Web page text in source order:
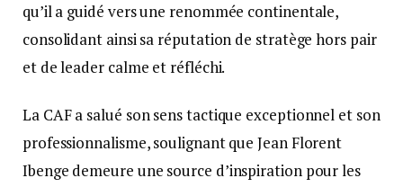
qu’il a guidé vers une renommée continentale,
consolidant ainsi sa réputation de stratège hors pair
et de leader calme et réfléchi.
La CAF a salué son sens tactique exceptionnel et son
professionnalisme, soulignant que Jean Florent
Ibenge demeure une source d’inspiration pour les